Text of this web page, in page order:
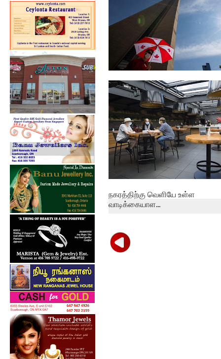
கொவிட்-19: கனடாவில் கடந்த
24 மணித்த...
நகரத்திற்கு வெளியே உள்ள
வாடிக்கையாள...